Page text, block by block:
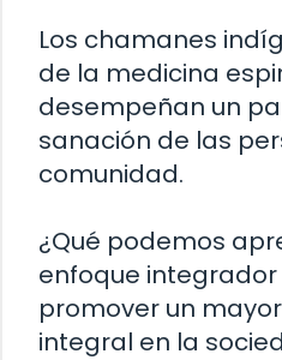
Los chamanes
de la medicina
desempeñan un
sanación de las
comunidad.
¿Qué podemos
enfoque
promover un
integral en la